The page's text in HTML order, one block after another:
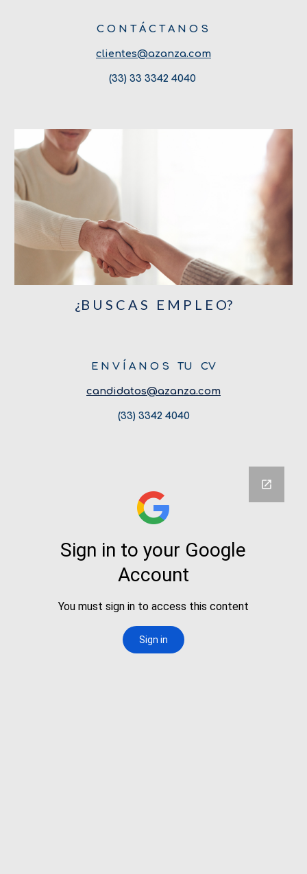
C O N T Á C T A N O S
clientes@azanza.com
(33) 33 3342 4040
¿B U S C A S   E M P L E O?
E N V Í A N O S   TU   CV
candidatos@azanza.com
(33) 3342 4040